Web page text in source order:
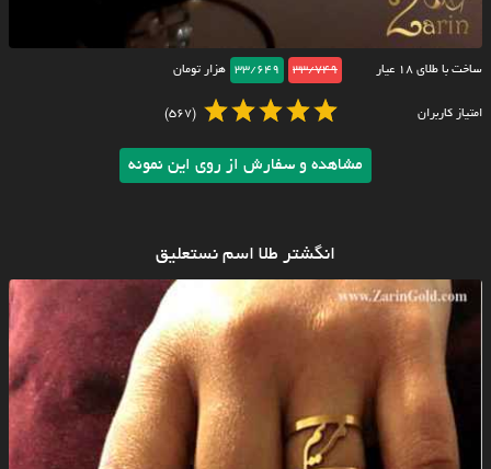
ساخت با طلای ۱۸ عیار 33/749
33/649 هزار تومان
امتیاز کاربران (567)
مشاهده و سفارش از روی این نمونه
انگشتر طلا اسم نستعلیق